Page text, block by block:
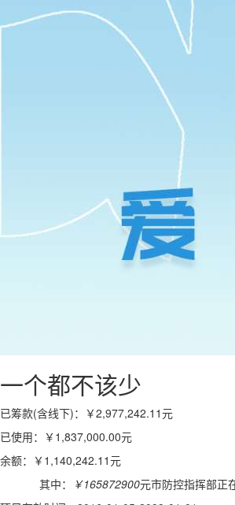
一个都不该少
已筹款(含线下)： ￥2,977,242.11元
已使用： ￥1,837,000.00元
余额： ￥1,140,242.11元
其中：
￥165872900元市防控指挥部正